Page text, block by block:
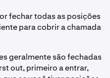
fechar todas as posições
para cobrir a chamada
geralmente são fechadas
out, primeiro a entrar,